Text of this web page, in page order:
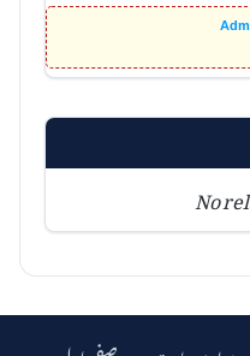
No